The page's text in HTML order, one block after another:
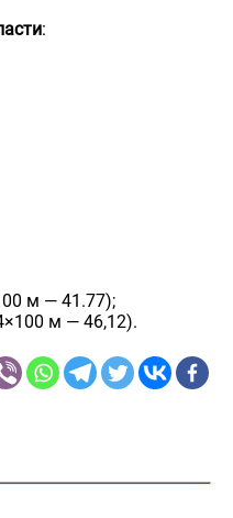
:
м — 41.77);
м — 46,12).